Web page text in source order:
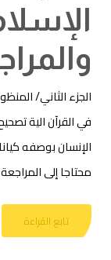
الجزء الثاني/
في القرآن الية
الإنسان بوصفه
محتاجا إلى
تابع القراءة